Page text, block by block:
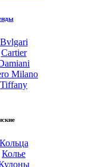
Bvlgari
Cartier
Milano
Tiffany
Кольца
Колье